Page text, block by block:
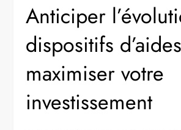
Anticiper
dispositifs
maximiser votre
investissement